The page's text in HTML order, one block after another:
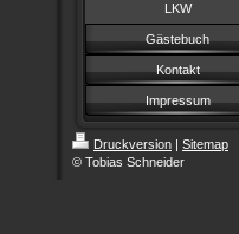
LKW
Gästebuch
Kontakt
Impressum
Druckversion | Sitemap
© Tobias Schneider